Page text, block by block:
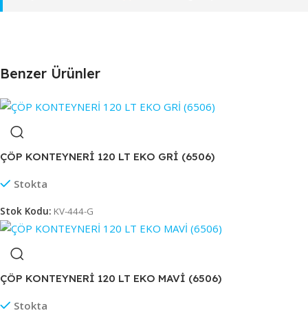
Benzer Ürünler
ÇÖP KONTEYNERİ 120 LT EKO GRİ (6506)
Stokta
Stok Kodu: KV-444-G
ÇÖP KONTEYNERİ 120 LT EKO MAVİ (6506)
Stokta